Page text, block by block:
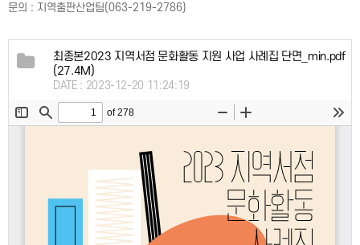
문의 : 지역출판산업팀(063-219-2786)
최종본2023 지역서점 문화활동 지원 사업 사례집 단면_min.pdf
(27.4M)
DATE : 2023-12-20 11:24:19